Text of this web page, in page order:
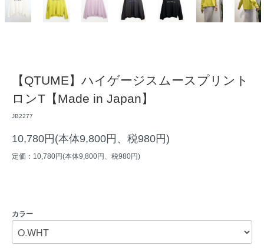
【QTUME】ハイゲージスムースプリント
ロンT【Made in Japan】
JB2277
10,780円(本体9,800円、税980円)
定価：10,780円(本体9,800円、税980円)
カラー